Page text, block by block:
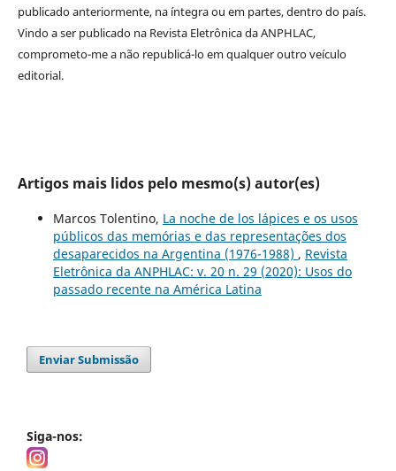
publicado anteriormente, na íntegra ou em partes, dentrodo país.
Vindo a ser publicado na Revista Eletrônica da ANPHLAC,
comprometo-me a não republicá-lo em qualquer outro veículo
editorial.
Artigos mais lidos pelo mesmo(s) autor(es)
Marcos Tolentino, La noche de los lápices e os usos
públicos das memórias e das representações dos
desaparecidos na Argentina (1976-1988) , Revista
Eletrônica da ANPHLAC: v. 20 n. 29 (2020): Usos do
passado recente na América Latina
Enviar Submissão
Siga-nos: